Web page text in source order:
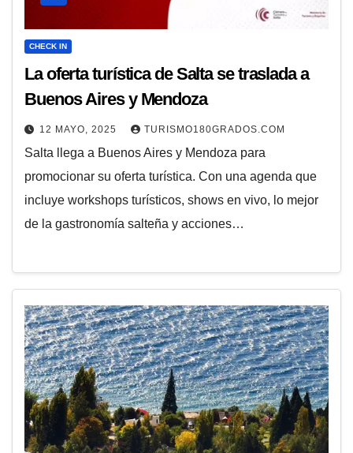
CHECK IN
La oferta turística de Salta se traslada a
Buenos Aires y Mendoza
12 MAYO, 2025 TURISMO180GRADOS.COM
Salta llega a Buenos Aires y Mendoza para
promocionar su oferta turística. Con una agenda que
incluye workshops turísticos, shows en vivo, lo mejor
de la gastronomía salteña y acciones…